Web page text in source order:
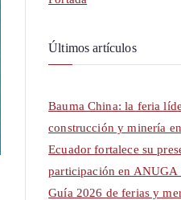
Últimos artículos
Bauma China: la feria
construcción y minería
Ecuador fortalece su
participación en ANUGA
Guía 2026 de ferias y